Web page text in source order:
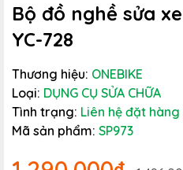
Bộ đồ nghề sửa
YC-728
Thương hiệu: ONEBIKE
Loại: DỤNG CỤ SỬA CHỮA
Tình trạng: Liên hệ đặt hàng
Mã sản phẩm: SP973